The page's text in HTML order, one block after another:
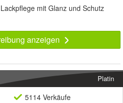
mit Glanz und Schutz
anzeigen
Platin
5114 Verkäufe